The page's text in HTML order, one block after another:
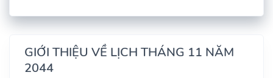
GIỚI THIỆU VỀ LỊCH THÁNG 11 NĂM
2044